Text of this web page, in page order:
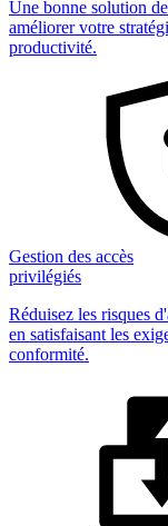
Une bonne solution
améliorer votre
productivité.
Gestion des accès
privilégiés
Réduisez les risques
en satisfaisant les
conformité.